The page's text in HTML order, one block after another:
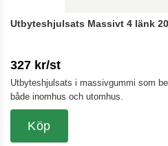
Utbyteshjulsats Massivt 4 länk
327 kr/st
Utbyteshjulsats i massivgummi som
både inomhus och utomhus.
Köp